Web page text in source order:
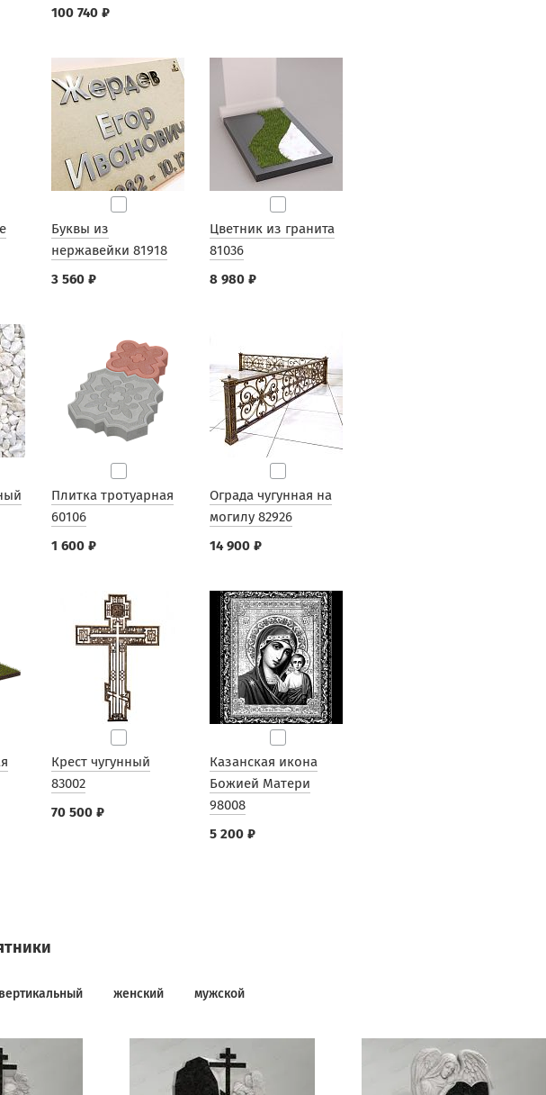
100 740 ₽
Буквы из
нержавейки 81918
3 560 ₽
Цветник из гранита
81036
8 980 ₽
Плитка тротуарная
60106
1 600 ₽
Ограда чугунная на
могилу 82926
14 900 ₽
Крест чугунный
83002
70 500 ₽
Казанская икона
Божией Матери
98008
5 200 ₽
вертикальный женский мужской